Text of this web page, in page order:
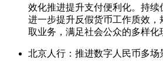
效化推进提升支付便利化。持续
进一步提升反假货币工作质效，
取业务，满足社会公众的多样化
北京人行：推进数字人民币多场